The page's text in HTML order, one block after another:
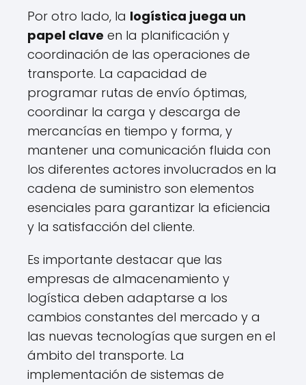
Por otro lado, la logística juega un
papel clave en la planificación y
coordinación de las operaciones de
transporte. La capacidad de
programar rutas de envío óptimas,
coordinar la carga y descarga de
mercancías en tiempo y forma, y
mantener una comunicación fluida con
los diferentes actores involucrados en la
cadena de suministro son elementos
esenciales para garantizar la eficiencia
y la satisfacción del cliente.
Es importante destacar que las
empresas de almacenamiento y
logística deben adaptarse a los
cambios constantes del mercado y a
las nuevas tecnologías que surgen en el
ámbito del transporte. La
implementación de sistemas de